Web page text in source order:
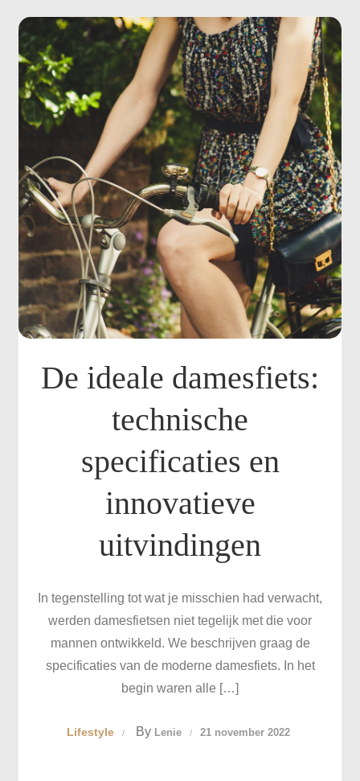
De ideale damesfiets:
technische
specificaties en
innovatieve
uitvindingen
In tegenstelling tot wat je misschien had verwacht,
werden damesfietsen niet tegelijk met die voor
mannen ontwikkeld. We beschrijven graag de
specificaties van de moderne damesfiets. In het
begin waren alle […]
Lifestyle By Lenie 21 november 2022